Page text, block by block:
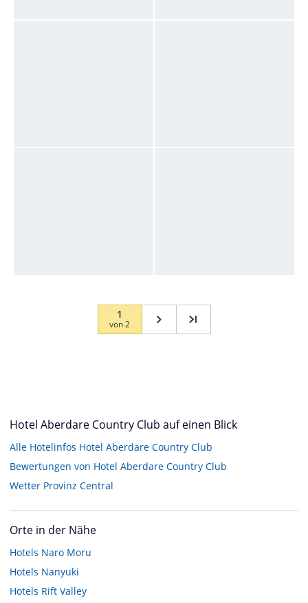
1
von2
Hotel Aberdare Country Club auf einen Blick
Alle Hotelinfos Hotel Aberdare Country Club
Bewertungen von Hotel Aberdare Country Club
Wetter Provinz Central
Orte in der Nähe
Hotels Naro Moru
Hotels Nanyuki
Hotels Rift Valley